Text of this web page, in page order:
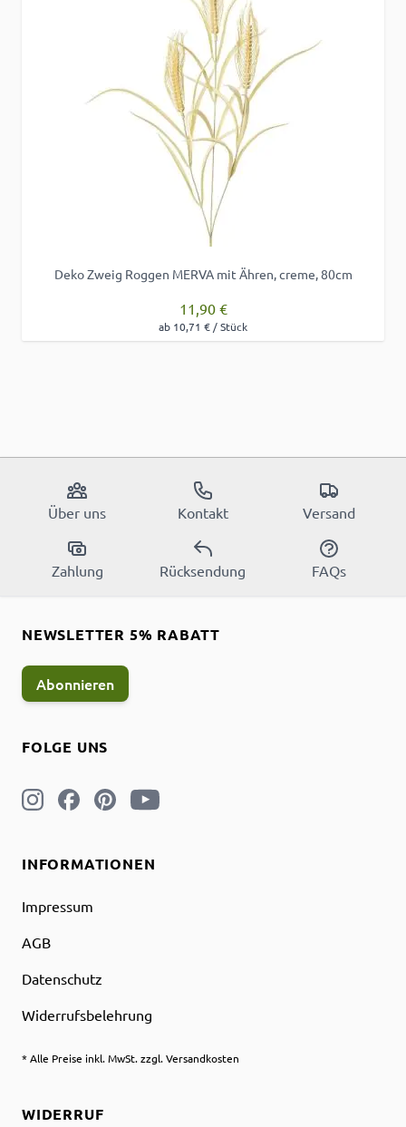
Deko Zweig Roggen MERVA mit Ähren, creme, 80cm
11,90 €
ab 10,71 € / Stück
Über uns Kontakt Versand
Zahlung Rücksendung FAQs
INFORMATIONEN
Impressum
AGB
Datenschutz
Widerrufsbelehrung
* Alle Preise inkl. MwSt. zzgl. Versandkosten
FOLGE UNS
NEWSLETTER 5% RABATT
Abonnieren
WIDERRUF